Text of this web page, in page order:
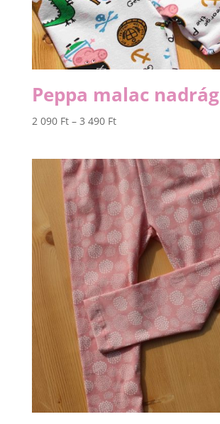
Peppa malac nadrág
2 090 Ft – 3 490 FtÁrtartomány:
-
3
490 Ft